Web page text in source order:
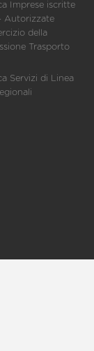
Imprese iscritte
Autorizzate
della
Trasporto
Servizi di Linea